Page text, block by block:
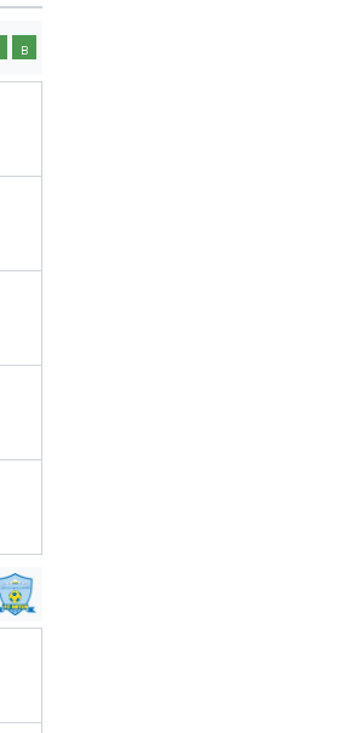
в